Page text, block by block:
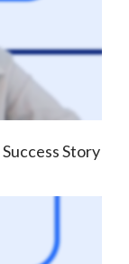
Success Story